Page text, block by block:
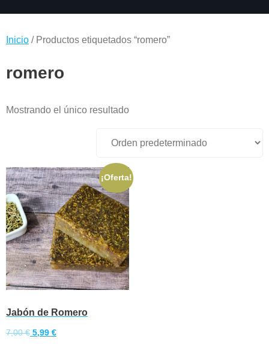
Inicio / Productos etiquetados “romero”
romero
Mostrando el único resultado
¡Oferta!
Jabón de Romero
7,00€ El
5,99 €El